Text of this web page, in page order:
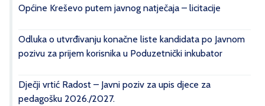
Općine Kreševo putem javnog natječaja – licitacije
Odluka o utvrđivanju konačne liste kandidata po Javnom
pozivu za prijem korisnika u Poduzetnički inkubator
Dječji vrtić Radost – Javni poziv za upis djece za
pedagošku 2026./2027.